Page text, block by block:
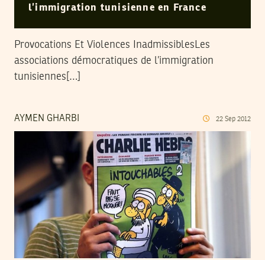
l’immigration tunisienne en France
Provocations Et Violences InadmissiblesLes
associations démocratiques de l’immigration
tunisiennes[…]
AYMEN GHARBI 22 Sep 2012